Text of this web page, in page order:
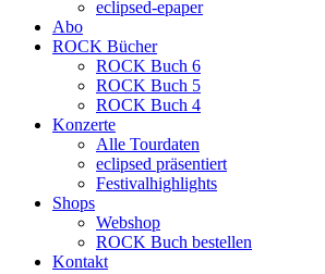
eclipsed-epaper
Abo
ROCK Bücher
ROCK Buch 6
ROCK Buch 5
ROCK Buch 4
Konzerte
Alle Tourdaten
eclipsed präsentiert
Festivalhighlights
Shops
Webshop
ROCK Buch bestellen
Kontakt